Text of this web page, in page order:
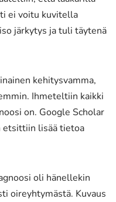
ei voitu kuvitella
järkytys ja tuli täytenä
kehitysvamma,
Ihmeteltiin kaikki
on. Google Scholar
etsittiin lisää tietoa
oli hänellekin
oireyhtymästä. Kuvaus